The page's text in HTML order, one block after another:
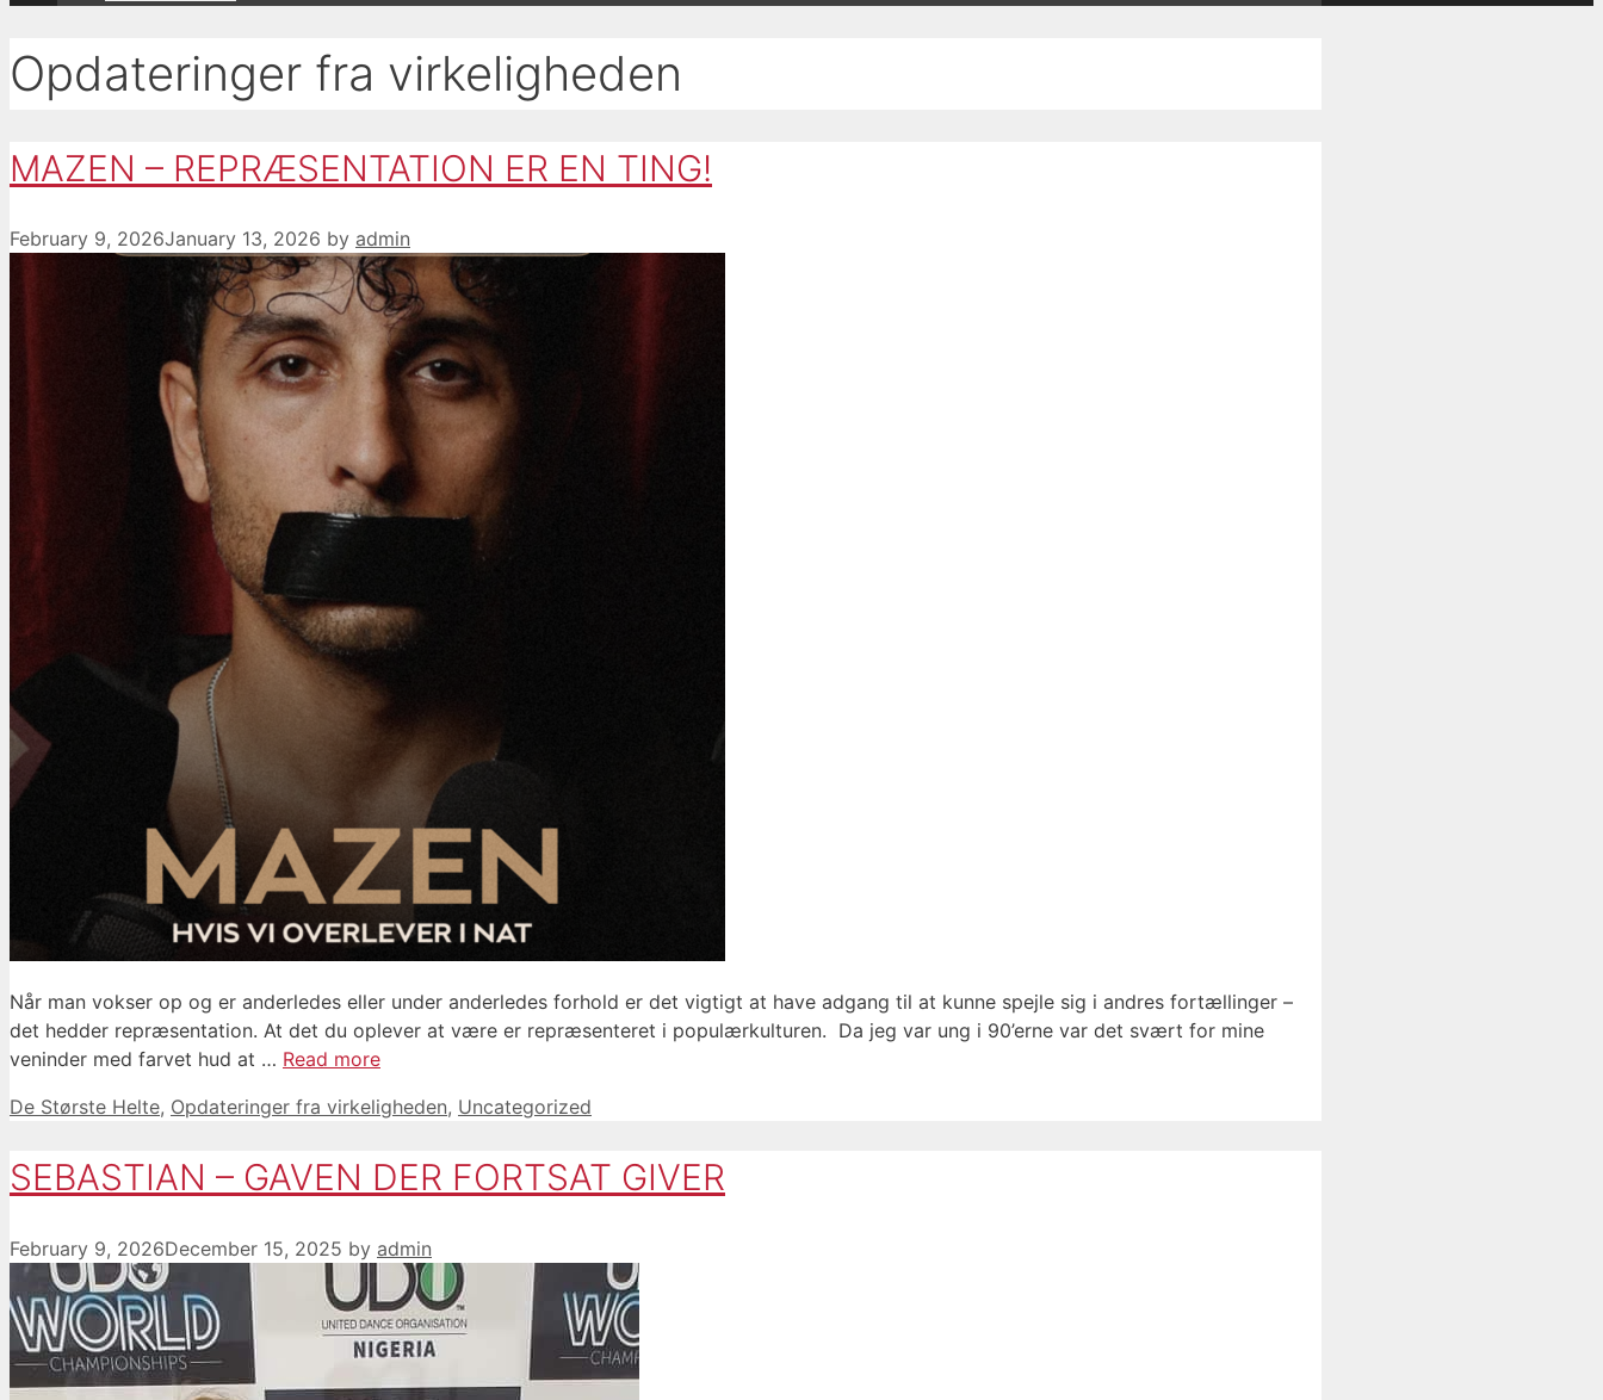
Opdateringer fra virkeligheden
MAZEN – REPRÆSENTATION ER EN TING!
February 9, 2026January 13, 2026 by admin
Når man vokser op og er anderledes eller under anderledes forhold er det vigtigt at have adgang til at kunne spejle sig i andres fortællinger –
det hedder repræsentation. At det du oplever at være er repræsenteret i populærkulturen. Da jeg var ung i 90’erne var det svært for mine
veninder med farvet hud at … Read more
Categories
De Største Helte, Opdateringer fra virkeligheden, Uncategorized
SEBASTIAN – GAVEN DER FORTSAT GIVER
February 9, 2026December 15, 2025 by admin